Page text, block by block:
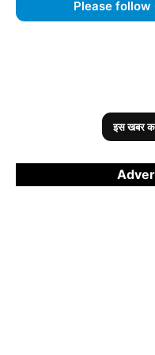
Please follow
इस खबर
06 Aug, 1:47 AM : हत्या
रहा
नायक हैं:कहा- जब कोई पूछता
नदी:हिमाचल-उत्तराखंड में
कोशिश:युवती बोली- पूजा के